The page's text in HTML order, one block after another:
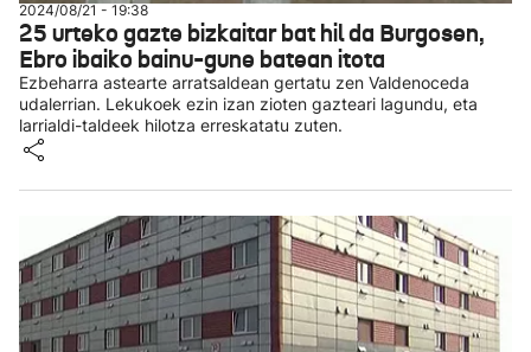
2024/08/21 - 19:38
25 urteko gazte bizkaitar bat hil da Burgosen,
Ebro ibaiko bainu-gune batean itota
Ezbeharra astearte arratsaldean gertatu zen Valdenoceda
udalerrian. Lekukoek ezin izan zioten gazteari lagundu, eta
larrialdi-taldeek hilotza erreskatatu zuten.